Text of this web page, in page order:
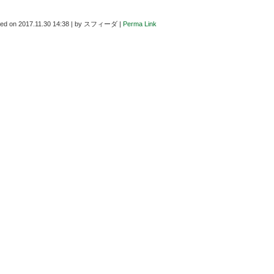
on 2017.11.30 14:38 | by スフィーダ | Perma Link